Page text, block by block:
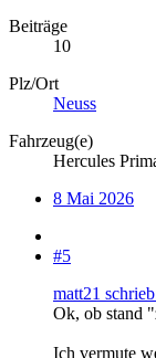
Beiträge
10
Plz/Ort
Neuss
Fahrzeug(e)
Hercules
8 Mai 2026
#5
matt21
Ok, ob stand
Ich vermute